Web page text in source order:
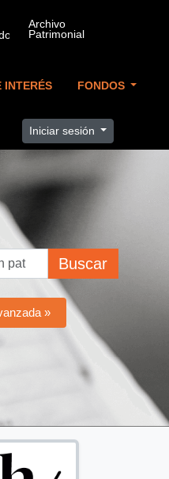
INTERÉS FONDOS
Iniciar sesión
Buscar
»